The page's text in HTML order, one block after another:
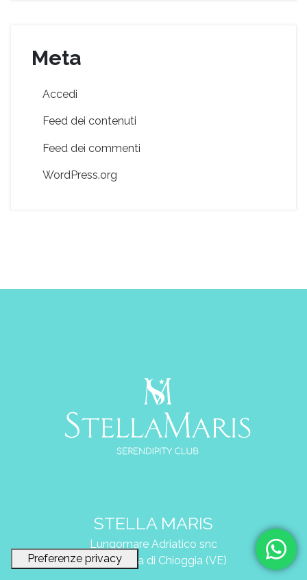
Meta
Accedi
Feed dei contenuti
Feed dei commenti
WordPress.org
STELLA MARIS
Lungomare Adriatico snc
Sottomarina di Chioggia (VE)